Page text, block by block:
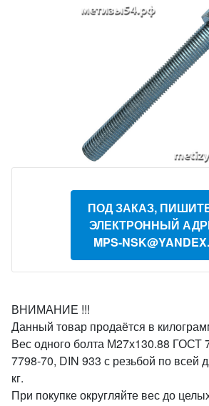
ПОД ЗАКАЗ,
ЭЛЕКТРОННЫЙ
MPS-
ВНИМАНИЕ !!!
Данный товар продаётся в
Вес одного болта М27х130.88 ГОСТ
7798-70, DIN 933 с резьбой по всей
кг.
При покупке округляйте вес до